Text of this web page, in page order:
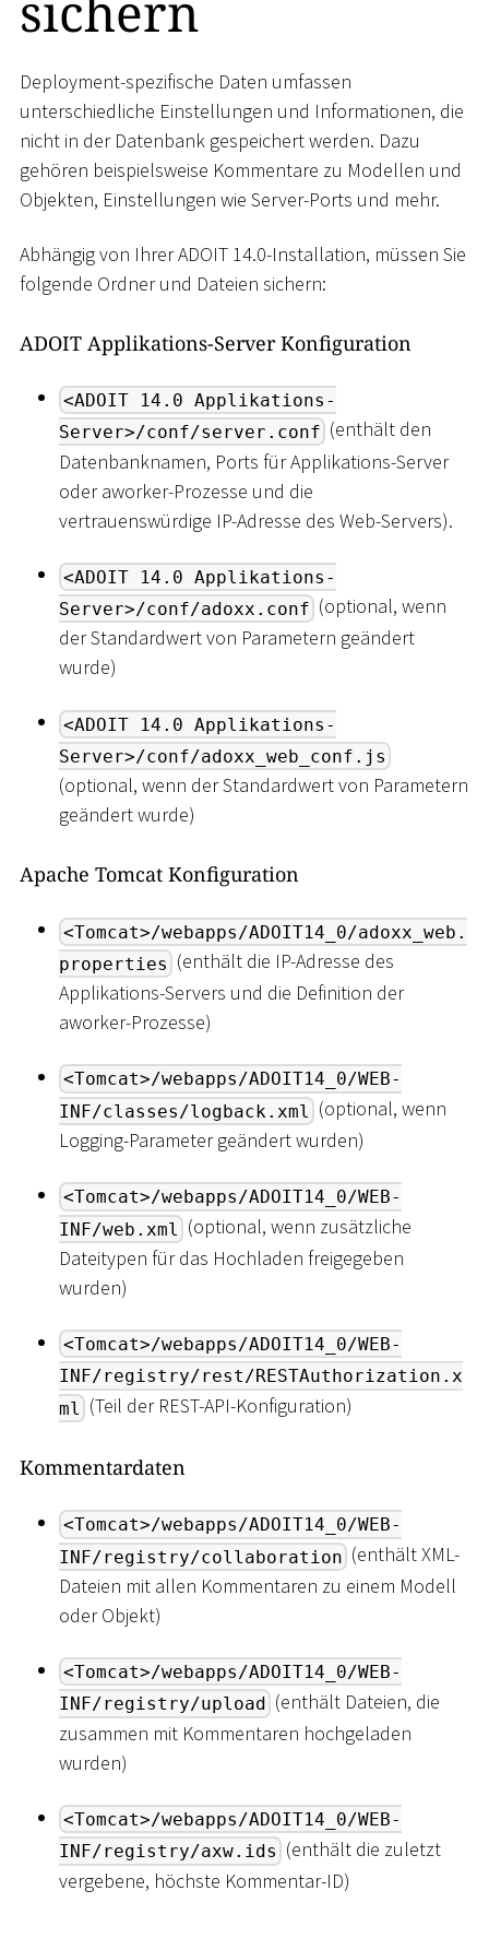
Deployment-spezifische Daten umfassen
unterschiedliche Einstellungen und Informationen, die
nicht in der Datenbank gespeichert werden. Dazu
gehören beispielsweise Kommentare zu Modellen und
Objekten, Einstellungen wie Server-Ports und mehr.
Abhängig von Ihrer ADOIT 14.0-Installation, müssen Sie
folgende Ordner und Dateien sichern:
ADOIT Applikations-Server Konfiguration
<ADOIT 14.0 Applikations-
Server>/conf/server.conf (enthält den
Datenbanknamen, Ports für Applikations-Server
oder aworker-Prozesse und die
vertrauenswürdige IP-Adresse des Web-Servers).
<ADOIT 14.0 Applikations-
Server>/conf/adoxx.conf (optional, wenn
der Standardwert von Parametern geändert
wurde)
<ADOIT 14.0 Applikations-
Server>/conf/adoxx_web_conf.js
(optional, wenn der Standardwert von Parametern
geändert wurde)
Apache Tomcat Konfiguration
<Tomcat>/webapps/ADOIT14_0/adoxx_web.
properties (enthält die IP-Adresse des
Applikations-Servers und die Definition der
aworker-Prozesse)
<Tomcat>/webapps/ADOIT14_0/WEB-
INF/classes/logback.xml (optional, wenn
Logging-Parameter geändert wurden)
<Tomcat>/webapps/ADOIT14_0/WEB-
INF/web.xml (optional, wenn zusätzliche
Dateitypen für das Hochladen freigegeben
wurden)
<Tomcat>/webapps/ADOIT14_0/WEB-
INF/registry/rest/RESTAuthorization.x
ml (Teil der REST-API-Konfiguration)
Kommentardaten
<Tomcat>/webapps/ADOIT14_0/WEB-
INF/registry/collaboration (enthält XML-
Dateien mit allen Kommentaren zu einem Modell
oder Objekt)
<Tomcat>/webapps/ADOIT14_0/WEB-
INF/registry/upload (enthält Dateien, die
zusammen mit Kommentaren hochgeladen
wurden)
<Tomcat>/webapps/ADOIT14_0/WEB-
INF/registry/axw.ids (enthält die zuletzt
vergebene, höchste Kommentar-ID)